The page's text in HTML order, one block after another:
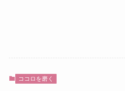
ココロを磨く